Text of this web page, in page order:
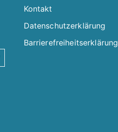
Kontakt
Datenschutzerklärung
Barrierefreiheitserklärung